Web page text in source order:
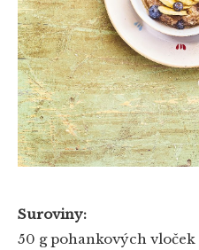
Suroviny:
50 g pohankových vloček